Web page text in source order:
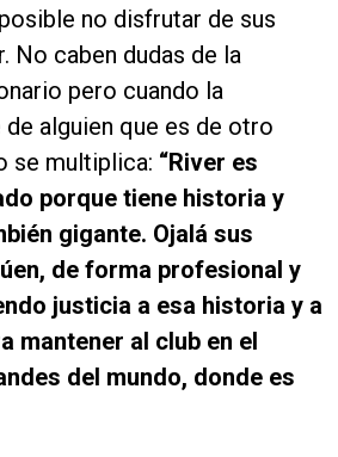
no disfrutar de sus
No caben dudas de la
pero cuando la
alguien que es de otro
se multiplica: “River es
porque tiene historia y
gigante. Ojalá sus
de forma profesional y
justicia a esa historia y a
mantener al club en el
del mundo, donde es